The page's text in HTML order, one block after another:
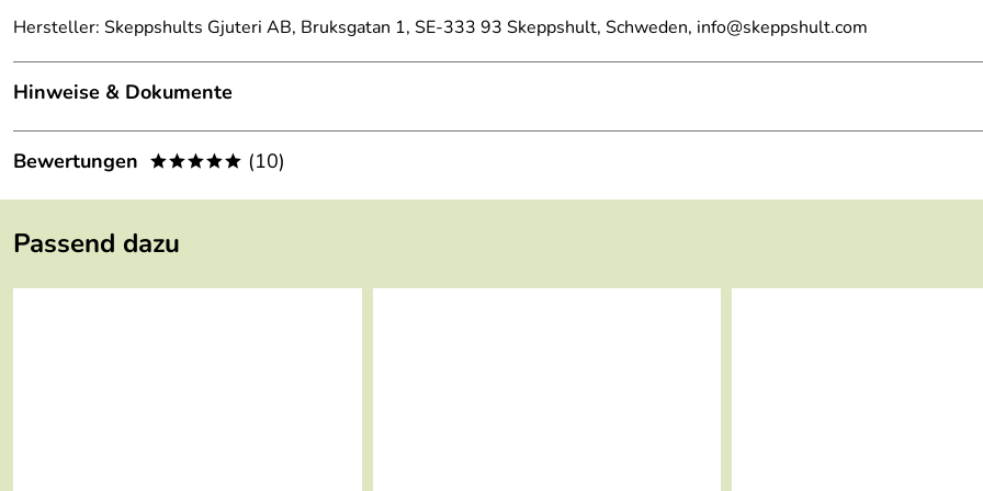
Hersteller: Skeppshults Gjuteri AB, Bruksgatan 1, SE-333 93 Skeppshult, Schweden, info@skeppshult.com
Hinweise & Dokumente
Dokumente zum Download:
Skeppshult Garantieerklärung (113kB)
Bewertungen ***** (10)
5
4
Passend dazu